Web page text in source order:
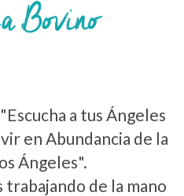
a tus Ángeles
en Abundancia de la
Ángeles".
trabajando de la mano